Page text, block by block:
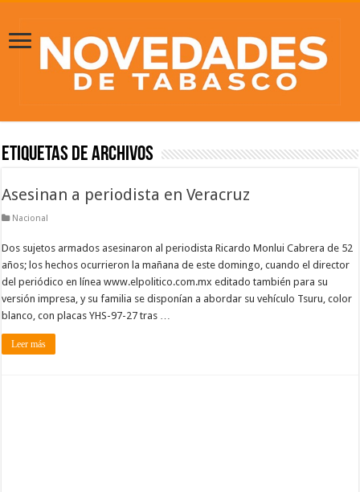
Etiquetas de Archivos
Asesinan a periodista en Veracruz
Nacional
Dos sujetos armados asesinaron al periodista Ricardo Monlui Cabrera de 52
años; los hechos ocurrieron la mañana de este domingo, cuando el director
del periódico en línea www.elpolitico.com.mx editado también para su
versión impresa, y su familia se disponían a abordar su vehículo Tsuru, color
blanco, con placas YHS-97-27 tras …
Leer más